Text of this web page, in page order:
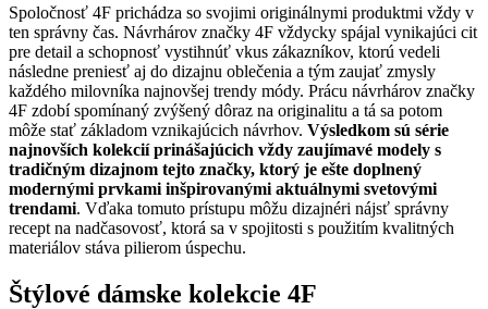
Spoločnosť 4F prichádza so svojimi originálnymi produktmi vždy v
ten správny čas. Návrhárov značky 4F vždycky spájal vynikajúci cit
pre detail a schopnosť vystihnúť vkus zákazníkov, ktorú vedeli
následne preniesť aj do dizajnu oblečenia a tým zaujať zmysly
každého milovníka najnovšej trendy módy. Prácu návrhárov značky
4F zdobí spomínaný zvýšený dôraz na originalitu a tá sa potom
môže stať základom vznikajúcich návrhov. Výsledkom sú série
najnovších kolekcií prinášajúcich vždy zaujímavé modely s
tradičným dizajnom tejto značky, ktorý je ešte doplnený
modernými prvkami inšpirovanými aktuálnymi svetovými
trendami. Vďaka tomuto prístupu môžu dizajnéri nájsť správny
recept na nadčasovosť, ktorá sa v spojitosti s použitím kvalitných
materiálov stáva pilierom úspechu.
Štýlové dámske kolekcie 4F